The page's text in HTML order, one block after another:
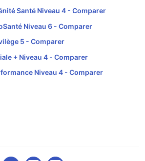
Santé Niveau 4 - Comparer
Niveau 6 - Comparer
5 - Comparer
+ Niveau 4 - Comparer
Niveau 4 - Comparer